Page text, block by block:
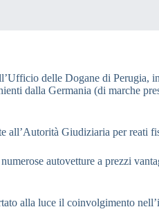
delle Dogane di
dalla Germania (di marche
all’Autorità Giudiziaria per reati
autovetture a prezzi
alla luce il coinvolgimento